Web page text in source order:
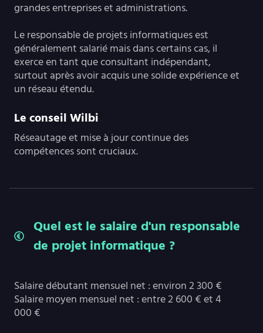
grandes entreprises et administrations.
Le responsable de projets informatiques est
généralement salarié mais dans certains cas, il
exerce en tant que consultant indépendant,
surtout après avoir acquis une solide expérience et
un réseau étendu.
Le conseil Wilbi
Réseautage et mise à jour continue des
compétences sont cruciaux.
Quel est le salaire d'un responsable
de projet informatique ?
Salaire débutant mensuel net : environ 2 300 €
Salaire moyen mensuel net : entre 2 600 € et 4
000 €